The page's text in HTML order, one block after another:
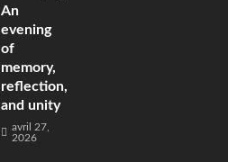
An
evening
of
memory,
reflection,
and unity
avril 27,
2026